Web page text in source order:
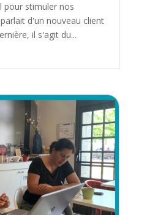
pour stimuler nos
d'un nouveau client
il s'agit du...